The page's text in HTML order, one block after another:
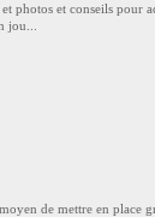
photos et conseils pour
jou...
de mettre en place